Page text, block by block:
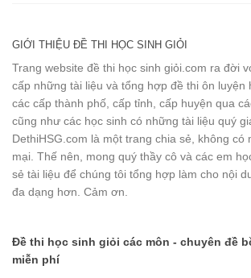
GIỚI THIỆU ĐỀ THI HỌC SINH GIỎI
Trang website đề thi học sinh giỏi.com ra đời
cấp những tài liệu và tổng hợp đề thi ôn luyện
các cấp thành phố, cấp tỉnh, cấp huyện qua
cũng như các học sinh có những tài liệu quý
DethiHSG.com là một trang chia sẻ, không có
mại. Thế nên, mong quý thầy cô và các em
sẻ tài liệu để chúng tôi tổng hợp làm cho nội
đa dạng hơn. Cảm ơn.
Đề thi học sinh giỏi các môn - chuyên đề
miễn phí